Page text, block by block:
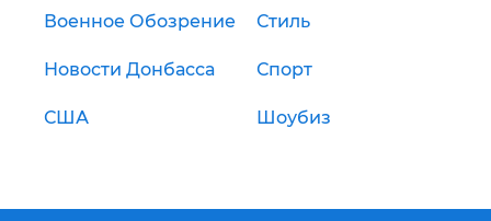
Военное Обозрение Стиль
Новости Донбасса Спорт
США Шоубиз